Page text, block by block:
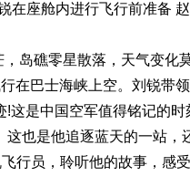
在座舱内进行飞行前准备
礁零星散落，天气变化
在巴士海峡上空。刘锐带
这是中国空军值得铭记的
这也是他追逐蓝天的一站
行员，聆听他的故事，感